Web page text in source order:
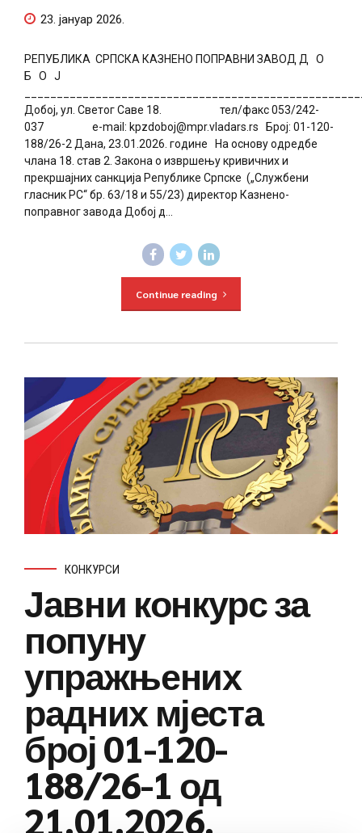
23. јануар 2026.
РЕПУБЛИКA СРПСКА КАЗНЕНО ПОПРАВНИ ЗАВОД Д О
Б О Ј
Добој, ул. Светог Саве 18. тел/факс 053/242-
037 е-mail: kpzdoboj@mpr.vladars.rs Број: 01-120-
188/26-2 Дана, 23.01.2026. године На основу одредбе
члана 18. став 2. Закона о извршењу кривичних и
прекршајних санкција Републике Српске („Службени
гласник РС“ бр. 63/18 и 55/23) директор Казнено-
поправног завода Добој д...
Continue reading
КОНКУРСИ
Јавни конкурс за
попуну
упражњених
радних мјеста
број 01-120-
188/26-1 од
21.01.2026.